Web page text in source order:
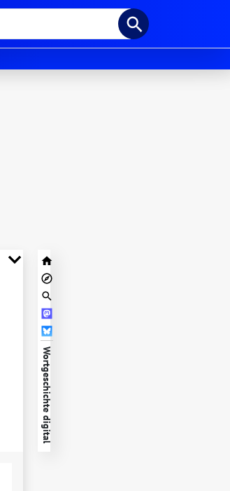
Wortgeschichte digital